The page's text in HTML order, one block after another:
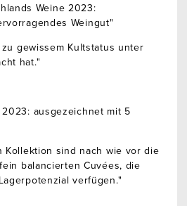
Weine 2023:
Weingut"
gewissem Kultstatus unter
hat."
2023: ausgezeichnet mit 5
Kollektion sind nach wie vor die
balancierten Cuvées, die
verfügen."